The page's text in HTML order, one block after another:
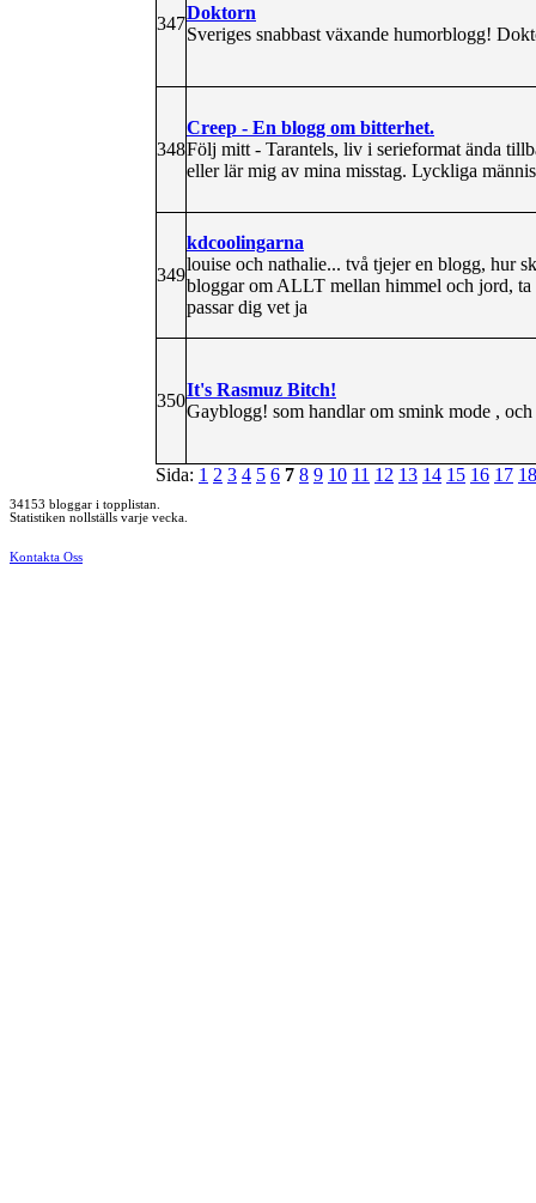
347
Doktorn
Sveriges snabbast växande humorblogg!
348
Creep - En blogg om bitterhet.
Följ mitt - Tarantels, liv i serieformat ända
eller lär mig av mina misstag. Lyckliga
349
kdcoolingarna
louise och nathalie... två tjejer en blogg, hur
bloggar om ALLT mellan himmel och jord,
passar dig vet ja
350
It's Rasmuz Bitch!
Gayblogg! som handlar om smink mode ,
Sida: 1 2 3 4 5 6 7 8 9 10 11 12 13 14 15 16 17 18
34153 bloggar i topplistan.
Statistiken nollställs varje vecka.
Kontakta Oss